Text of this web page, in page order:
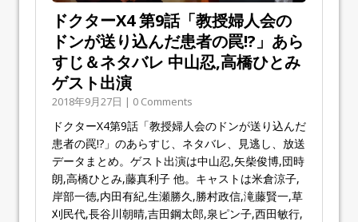
ドクターX4 第9話「教授婦人会の
ドンが送り込んだ患者の罠!?」あら
すじ＆ネタバレ 中山忍,高橋ひとみ
ゲスト出演
2018年9月27日 | 0 Comments
ドクターX4第9話「教授婦人会のドンが送り込んだ
患者の罠!?」のあらすじ、ネタバレ、見逃し、放送
データまとめ。ゲスト出演は中山忍,矢柴俊博,団時
朗,高橋ひとみ,藤真利子 他。キャストは米倉涼子,
岸部一徳,内田有紀,生瀬勝久,勝村政信,滝藤賢一,草
刈民代,長谷川朝晴,吉田鋼太郎,泉ピン子,西田敏行,